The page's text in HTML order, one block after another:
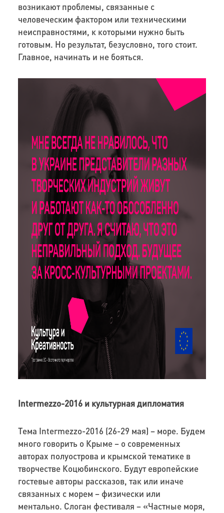
возникают проблемы, связанные с
человеческим фактором или техническими
неисправностями, к которыми нужно быть
готовым. Но результат, безусловно, того стоит.
Главное, начинать и не бояться.
Intermezzo-2016 и культурная дипломатия
Тема Intermezzo-2016 (26-29 мая) – море. Будем
много говорить о Крыме – осовременных
авторах полуострова и крымской тематике в
творчестве Коцюбинского. Будут европейские
гостевые авторы рассказов, так или иначе
связанных с морем – физически или
ментально. Слоган фестиваля – «Частные моря,